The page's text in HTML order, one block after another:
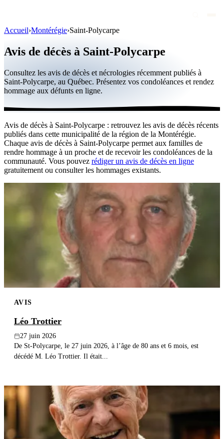
Personnalités publiques
Québec
Canada
International
Par région
Par ville
Maisons funéraires
Publier un avis
Accueil›Montérégie›Saint-Polycarpe
Avis de décès à Saint-Polycarpe
Consultez les avis de décès et nécrologies récemment publiés à
Saint-Polycarpe, au Québec. Présentez vos condoléances et rendez
hommage aux défunts en ligne.
Avis de décès à Saint-Polycarpe : retrouvez les avis de décès récents
publiés dans cette municipalité de la région de la Montérégie.
Chaque avis de décès à Saint-Polycarpe permet aux familles de
rendre hommage à un proche et de recevoir les condoléances de la
communauté. Vous pouvez rédiger un avis de décès en ligne
gratuitement ou consulter les hommages existants.
AVIS
Léo Trottier
27 juin 2026
De St-Polycarpe, le 27 juin 2026, à l’âge de 80 ans et 6 mois, est
décédé M. Léo Trottier. Il était...